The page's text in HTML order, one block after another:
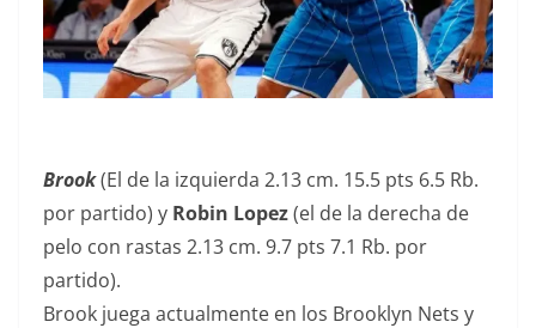
Brook(El de la izquierda 2.13 cm. 15.5 pts 6.5 Rb.
por partido) y Robin Lopez(el de la derecha de
pelo con rastas 2.13 cm. 9.7 pts 7.1 Rb. por
partido).
Brook juega actualmente en los Brooklyn Nets y